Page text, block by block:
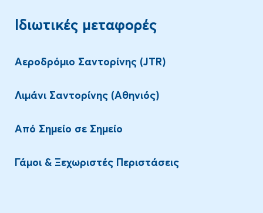
Ιδιωτικές μεταφορές
Αεροδρόμιο Σαντορίνης (JTR)
Λιμάνι Σαντορίνης (Αθηνιός)
Aπό Σημείο σε Σημείο
Γάμοι & Ξεχωριστές Περιστάσεις